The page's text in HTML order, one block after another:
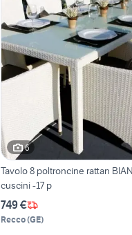
6
Tavolo 8 poltroncine rattan
cuscini -17 p
749 €
Recco(GE)